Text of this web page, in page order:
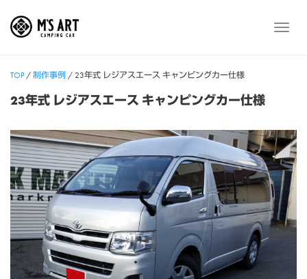
メ
TOP/制作事例 / 23年式 レジアスエース キャンピングカー仕様
23年式 レジアスエース キャンピングカー仕様